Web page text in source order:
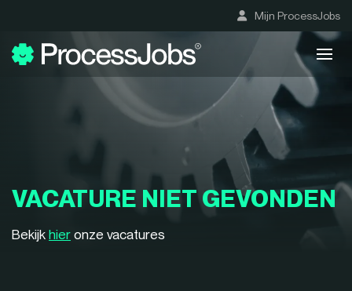
Mijn ProcessJobs
VACATURE NIET GEVONDEN
Bekijk hier onze vacatures